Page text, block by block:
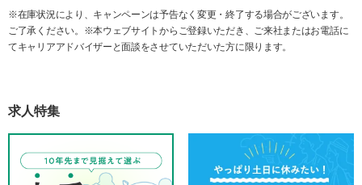
※在庫状況により、キャンペーンは予告なく変更・終了する場合がございます。
ご了承ください。※本ウェブサイトからご登録いただき、ご来社またはお電話に
てキャリアアドバイザーと面談をさせていただいた方に限ります。
求人特集